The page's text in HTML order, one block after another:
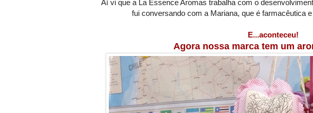
Aí vi que a La Essence Aromas trabalha com o
fui conversando com a Mariana, que é farmacêutica
E...aconteceu!
Agora nossa marca tem um